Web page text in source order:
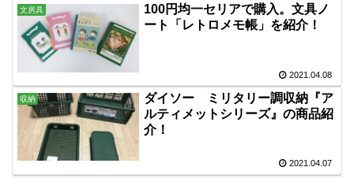
文房具
100円均一セリアで購入。文具ノ
ート「レトロメモ帳」を紹介！
2021.04.08
収納
ダイソー ミリタリー調収納『ア
ルティメットシリーズ』の商品紹
介！
2021.04.07